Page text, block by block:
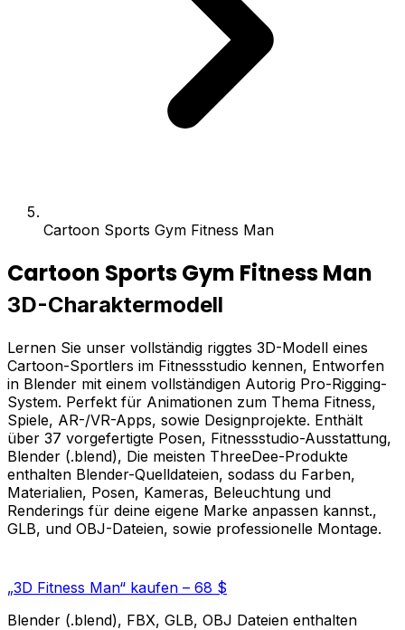
Cartoon Sports Gym Fitness Man
Cartoon Sports Gym Fitness Man
3D-Charaktermodell
Lernen Sie unser vollständig riggtes 3D-Modell eines
Cartoon-Sportlers im Fitnessstudio kennen, Entworfen
in Blender mit einem vollständigen Autorig Pro-Rigging-
System. Perfekt für Animationen zum Thema Fitness,
Spiele, AR-/VR-Apps, sowie Designprojekte. Enthält
über 37 vorgefertigte Posen, Fitnessstudio-Ausstattung,
Blender (.blend), Die meisten ThreeDee-Produkte
enthalten Blender-Quelldateien, sodass du Farben,
Materialien, Posen, Kameras, Beleuchtung und
Renderings für deine eigene Marke anpassen kannst.,
GLB, und OBJ-Dateien, sowie professionelle Montage.
„3D Fitness Man“ kaufen – 68 $
Blender (.blend), FBX, GLB, OBJ Dateien enthalten